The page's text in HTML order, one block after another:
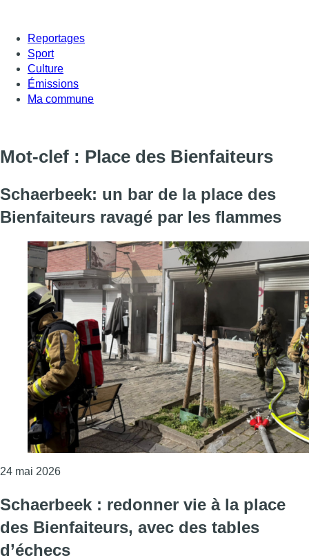
Reportages
Sport
Culture
Émissions
Ma commune
Mot-clef : Place des Bienfaiteurs
Schaerbeek: un bar de la place des
Bienfaiteurs ravagé par les flammes
24 mai 2026Consulter l'article "Schaerbeek: un bar de la
Schaerbeek : redonner vie à la place
des Bienfaiteurs, avec des tables
d’échecs